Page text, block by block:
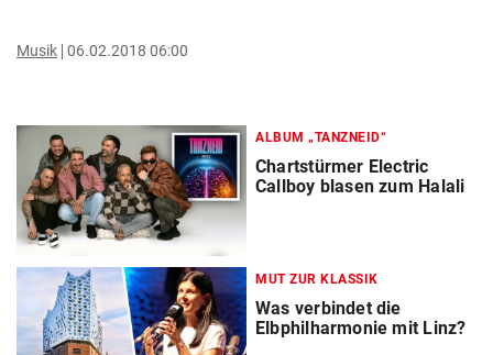
Musik 06.02.2018 06:00
ALBUM „TANZNEID“
Chartstürmer Electric
Callboy blasen zum Halali
MUT ZUR KLASSIK
Was verbindet die
Elbphilharmonie mit Linz?